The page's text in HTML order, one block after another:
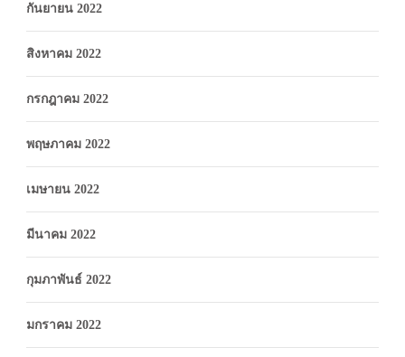
กันยายน 2022
สิงหาคม 2022
กรกฎาคม 2022
พฤษภาคม 2022
เมษายน 2022
มีนาคม 2022
กุมภาพันธ์ 2022
มกราคม 2022